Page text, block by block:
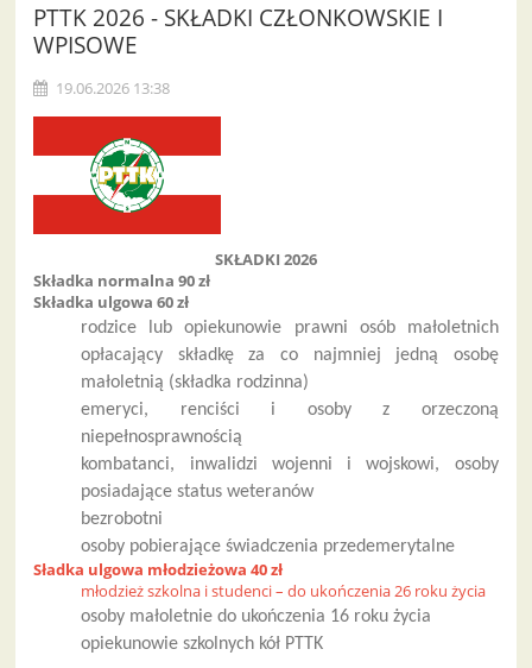
PTTK 2026 - SKŁADKI CZŁONKOWSKIE I
WPISOWE
19.06.2026 13:38
SKŁADKI 2026
Składka normalna 90 zł
Składka ulgowa 60 zł
rodzice lub opiekunowie prawni osób małoletnich
opłacający składkę za co najmniej jedną osobę
małoletnią (składka rodzinna)
emeryci, renciści i osoby z orzeczoną
niepełnosprawnością
kombatanci, inwalidzi wojenni i wojskowi, osoby
posiadające status weteranów
bezrobotni
osoby pobierające świadczenia przedemerytalne
Sładka ulgowa młodzieżowa 40 zł
młodzież szkolna i studenci – do ukończenia 26 roku życia
osoby małoletnie do ukończenia 16 roku życia
opiekunowie szkolnych kół PTTK